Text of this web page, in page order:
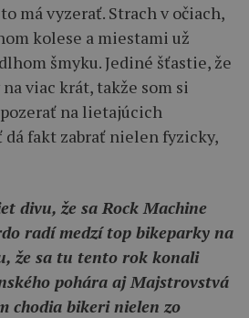
má vyzerať. Strach v očiach,
kolese a miestami už
šmyku. Jediné šťastie, že
viac krát, takže som si
na lietajúcich
dá fakt zabrať nielen fyzicky,
divu, že sa Rock Machine
radí medzí top bikeparky na
že sa tu tento rok konali
pohára aj Majstrovstvá
chodia bikeri nielen zo